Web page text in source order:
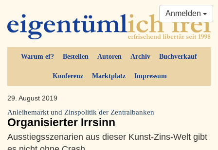
Warum ef? Bestellen Autoren Archiv Buchverkauf
Konferenz Marktplatz Impressum
Anmelden
29. August 2019
Anleihemarkt und Zinspolitik der Zentralbanken
Organisierter Irrsinn
Ausstiegsszenarien aus dieser Kunst-Zins-Welt gibt